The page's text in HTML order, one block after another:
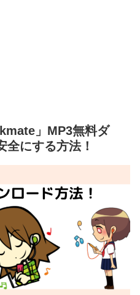
」MP3無料ダ
全にする方法！